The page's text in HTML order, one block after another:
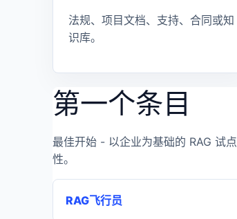
法规、项目文档、支持、合同或知
识库。
第一个条目
最佳开始 - 以企业为基础的 RAG 试点
性。
RAG飞行员